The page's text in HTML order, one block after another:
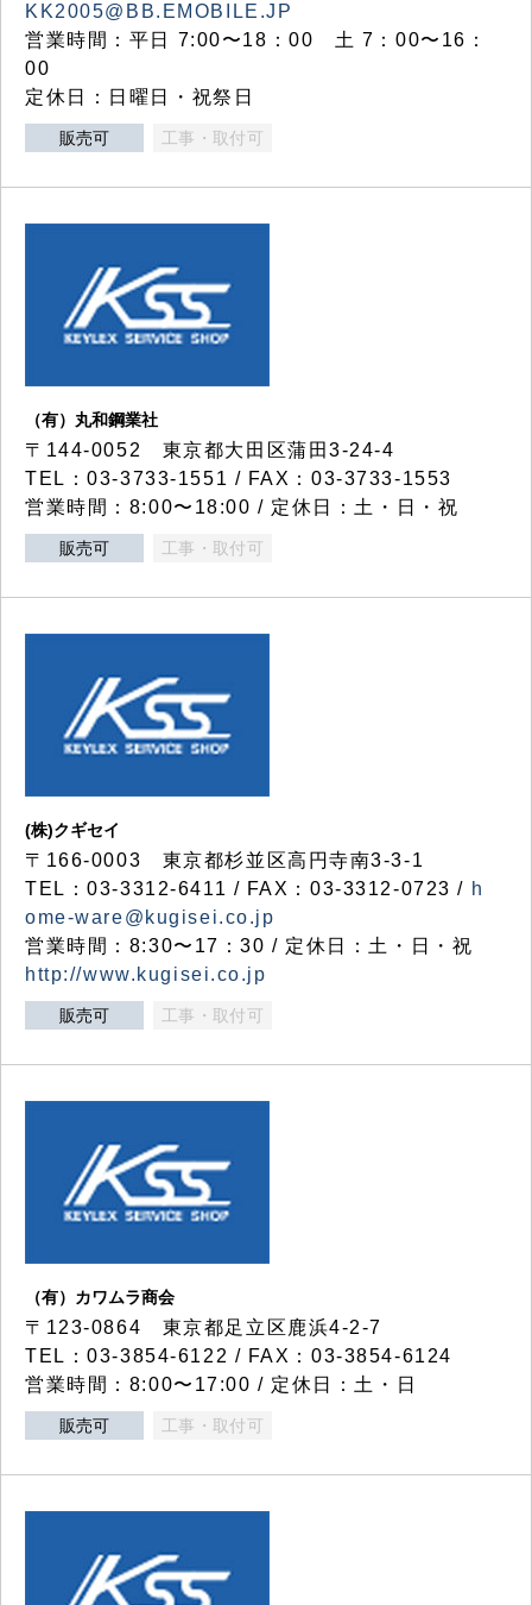
KK2005@BB.EMOBILE.JP
営業時間：平日 7:00〜18：00 土 7：00〜16：
00
定休日：日曜日・祝祭日
販売可 工事・取付可
（有）丸和鋼業社
〒144-0052 東京都大田区蒲田3-24-4
TEL：03-3733-1551 / FAX：03-3733-1553
営業時間：8:00〜18:00 / 定休日：土・日・祝
販売可 工事・取付可
(株)クギセイ
〒166-0003 東京都杉並区高円寺南3-3-1
TEL：03-3312-6411 / FAX：03-3312-0723 / h
ome-ware@kugisei.co.jp
営業時間：8:30〜17：30 / 定休日：土・日・祝
http://www.kugisei.co.jp
販売可 工事・取付可
（有）カワムラ商会
〒123-0864 東京都足立区鹿浜4-2-7
TEL：03-3854-6122 / FAX：03-3854-6124
営業時間：8:00〜17:00 / 定休日：土・日
販売可 工事・取付可